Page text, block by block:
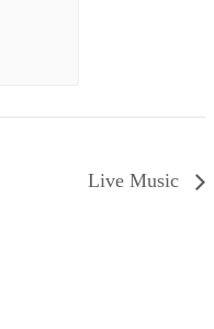
Live Music